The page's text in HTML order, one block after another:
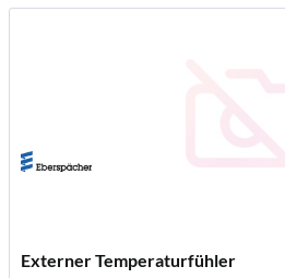
Externer Temperaturfühler